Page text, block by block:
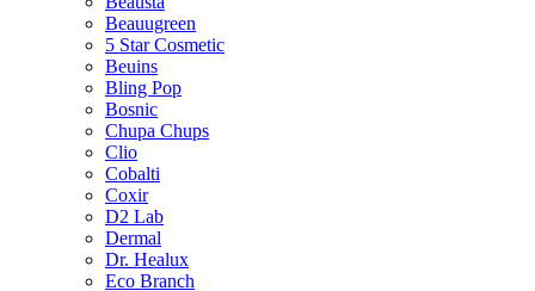
Beauugreen
5 Star Cosmetic
Beuins
Bling Pop
Bosnic
Chupa Chups
Clio
Cobalti
Coxir
D2 Lab
Dermal
Dr. Healux
Eco Branch